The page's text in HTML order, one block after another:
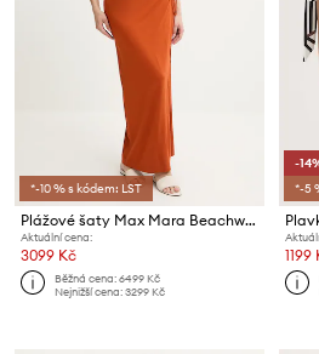
*-10 % s kódem: LST
Plážové šaty Max Mara Beachwear
Aktuální cena:
3099 Kč
Běžná cena:6499 Kč
Nejnižší cena:3299 Kč
-
*-5
1199